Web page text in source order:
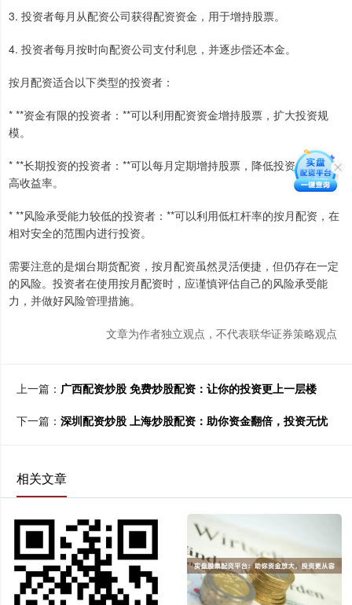
3. 投资者每月从配资公司获得配资资金，用于增持股票。
4. 投资者每月按时向配资公司支付利息，并逐步偿还本金。
按月配资适合以下类型的投资者：
* **资金有限的投资者：**可以利用配资资金增持股票，扩大投资规
模。
* **长期投资的投资者：**可以每月定期增持股票，降低投资成本，提
高收益率。
* **风险承受能力较低的投资者：**可以利用低杠杆率的按月配资，在
相对安全的范围内进行投资。
需要注意的是烟台期货配资，按月配资虽然灵活便捷，但仍存在一定
的风险。投资者在使用按月配资时，应谨慎评估自己的风险承受能
力，并做好风险管理措施。
文章为作者独立观点，不代表联华证券策略观点
上一篇： 广西配资炒股 免费炒股配资：让你的投资更上一层楼
下一篇： 深圳配资炒股 上海炒股配资：助你资金翻倍，投资无忧
相关文章